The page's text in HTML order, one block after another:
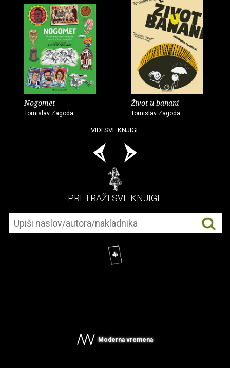
Nogomet
Tomislav Zagoda
Život u banani
Tomislav Zagoda
VIDI SVE KNJIGE
– PRETRAŽI SVE KNJIGE –
Moderna vremena